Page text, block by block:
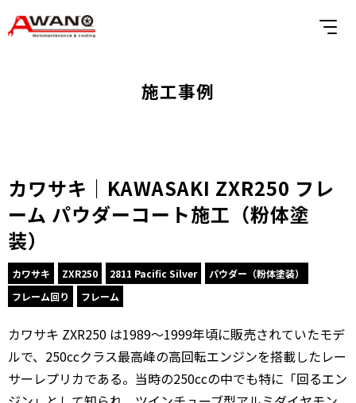
施工事例
カワサキ｜KAWASAKI ZXR250 フレ
ーム パウダーコート施工（粉体塗
装）
カワサキ ZXR250 2811 Pacific Silver
パウダー（粉体塗装）
フレーム回り
フレーム
カワサキ ZXR250 は1989〜1999年頃に販売されていたモデ
ルで、250ccクラス最高峰の高回転エンジンを搭載したレー
サーレプリカである。当時の250ccの中でも特に「回るエン